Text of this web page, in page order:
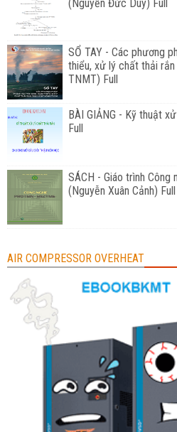
(Nguyễn Đức Duy) Full
SỔ TAY - Các phương
thiểu, xử lý chất thải
TNMT) Full
BÀI GIẢNG - Kỹ thuật
Full
SÁCH - Giáo trình
(Nguyễn Xuân Cảnh) Full
AIR COMPRESSOR OVERHEAT